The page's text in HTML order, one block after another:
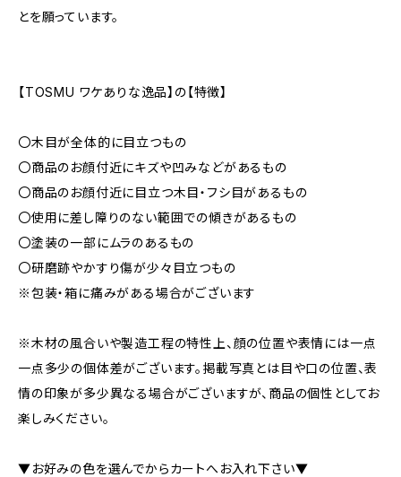
とを願っています。
【TOSMU ワケありな逸品】の【特徴】
〇木目が全体的に目立つもの
〇商品のお顔付近にキズや凹みなどがあるもの
〇商品のお顔付近に目立つ木目・フシ目があるもの
〇使用に差し障りのない範囲での傾きがあるもの
〇塗装の一部にムラのあるもの
〇研磨跡やかすり傷が少々目立つもの
※包装・箱に痛みがある場合がございます
※木材の風合いや製造工程の特性上、顔の位置や表情には一点
一点多少の個体差がございます。掲載写真とは目や口の位置、表
情の印象が多少異なる場合がございますが、商品の個性としてお
楽しみください。
▼お好みの色を選んでからカートへお入れ下さい▼